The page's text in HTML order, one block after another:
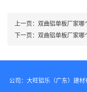
上一页： 双曲铝单板厂家哪
下一页： 双曲铝单板厂家哪
公司：大旺铝乐（广东）建